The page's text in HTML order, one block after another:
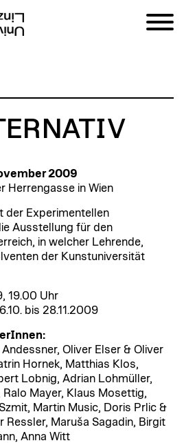
2009
Herrengasse in Wien
der Experimentellen
Ausstellung für den
in welcher Lehrende,
der Kunstuniversität
19.00 Uhr
bis 28.11.2009
Oliver Elser & Oliver
Hornek, Matthias Klos,
Lobnig, Adrian Lohmüller,
Mayer, Klaus Mosettig,
Martin Music, Doris Prlic &
Ressler, Maruša Sagadin, Birgit
Anna Witt